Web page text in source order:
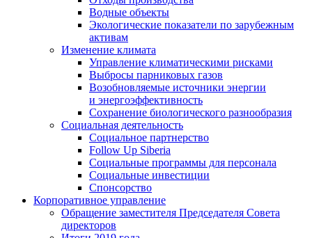
Водные объекты
Экологические показатели по зарубежным
активам
Изменение климата
Управление климатическими рисками
Выбросы парниковых газов
Возобновляемые источники энергии
и энергоэффективность
Сохранение биологического разнообразия
Социальная деятельность
Социальное партнерство
Follow Up Siberia
Социальные программы для персонала
Социальные инвестиции
Спонсорство
Корпоративное управление
Обращение заместителя Председателя Совета
директоров